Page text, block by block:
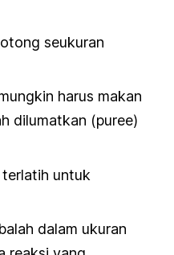
seukuran
harus makan
dilumatkan (puree)
untuk
dalam ukuran